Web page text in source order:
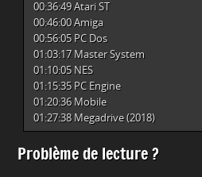
00:36:49 Atari ST
00:46:00 Amiga
00:56:05 PC Dos
01:03:17 Master System
01:10:05 NES
01:15:35 PC Engine
01:20:36 Mobile
01:27:38 Megadrive (2018)
Problème de lecture ?